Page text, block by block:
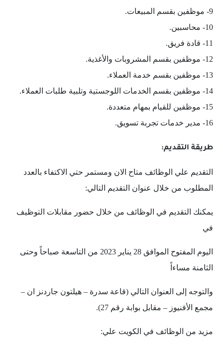
9- موظفين بقسم المبيعات.
10- محاسبين.
11- قادة فريق.
12- موظفين بقسم المشروبات والأغذية.
13- موظفين بقسم خدمة العملاء.
14- موظفين بقسم الخدمات اللوجستية وتلبية طلبات العملاء.
15- موظفين للقيام بمهام متعددة.
16- مدير خدمات تجربة تسويق.
طريقة التقديم:
التقديم علي الوظائف متاح الان ومستمر حتي الاكتفاء بالعدد
المطلوب من خلال عنوان التقديم التالي:
يمكنك التقديم في الوظائف من خلال حضور مقابلات التوظيف
في
اليوم المفتوح الموافق 28 يناير 2023 من التاسعة صباحاً وحتى
الثامنة مساءاً
والتوجه إلى العنوان التالي (قاعة سدرة – هيلتون جاردنز ان –
مجمع الأفنيوز – مقابل بوابة رقم 27).
مزيد من الوظائف في الكويت علي: